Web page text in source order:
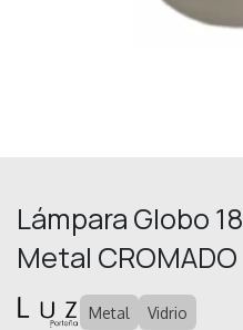
Lámpara Globo
Metal CROMADO
Metal Vidrio